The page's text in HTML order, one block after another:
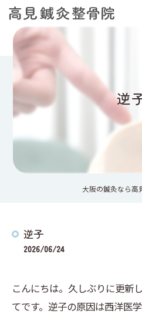
逆
大阪の鍼灸なら高
逆子
2026/06/24
こんにちは。久しぶりに更新
てです。逆子の原因は西洋医